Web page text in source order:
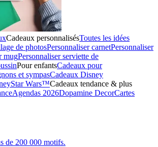
Cadeaux personnalisésToutes les idées
de photosPersonnaliser carnetPersonnaliser
mugPersonnaliser serviette de
Pour enfantsCadeaux pour
et sympasCadeaux Disney
Star Wars™Cadeaux tendance & plus
Agendas 2026Dopamine DecorCartes
de 200 000 motifs.